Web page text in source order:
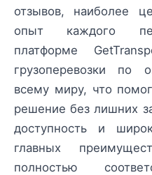
отзывов, наиболее
опыт каждого
платформе
грузоперевозки по
всему миру, что
решение без лишних
доступность и
главных
полностью